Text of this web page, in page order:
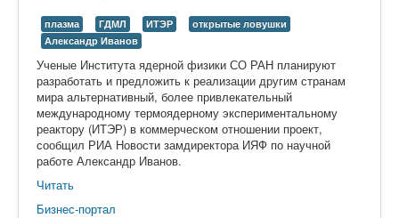
плазма ГДМЛ ИТЭР
открытые ловушки
Александр Иванов
Ученые Института ядерной физики СО РАН планируют
разработать и предложить к реализации другим странам
мира альтернативный, более привлекательный
международному термоядерному экспериментальному
реактору (ИТЭР) в коммерческом отношении проект,
сообщил РИА Новости замдиректора ИЯФ по научной
работе Александр Иванов.
Читать
Бизнес-портал